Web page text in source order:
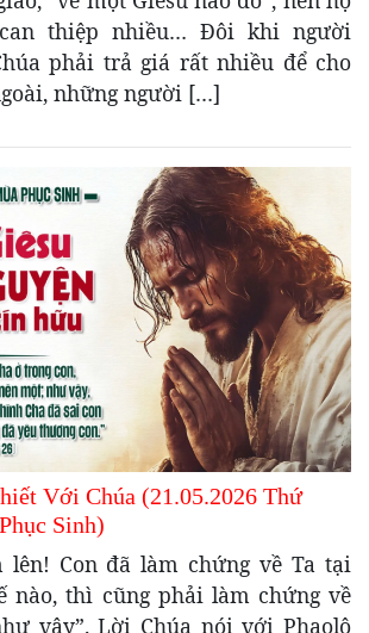
thiệp nhiều… Đôi khi người
phải trả giá rất nhiều để cho
những người […]
Với Chúa (21.05.2026 Thứ
Sinh)
lên! Con đã làm chứng về Ta tại
nào, thì cũng phải làm chứng về
vậy”. Lời Chúa nói với Phaolô